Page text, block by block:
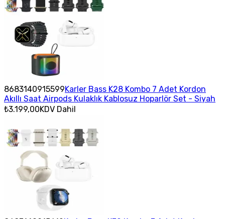
8683140915599Karler Bass K28 Kombo 7 Adet Kordon
Akıllı Saat Airpods Kulaklık Kablosuz Hoparlör Set - Siyah
₺3.199,00KDV Dahil